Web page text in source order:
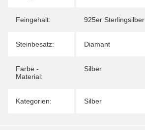
Feingehalt: 925er Sterlingsilber
Steinbesatz: Diamant
Farbe -
Material:
Silber
Kategorien: Silber